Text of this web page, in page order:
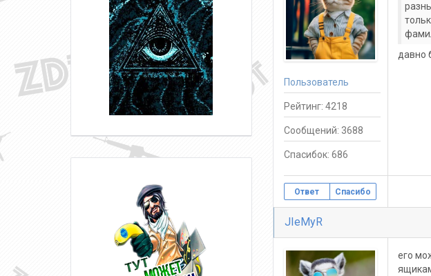
Пользователь
Рейтинг: 4218
Сообщений: 3688
Спасибок: 686
давно
Ответ Спасибо
JIeMyR
его